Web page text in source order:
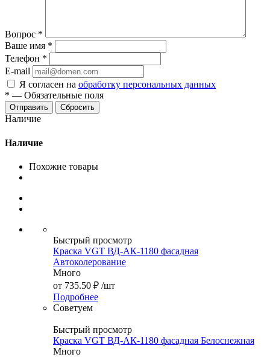
Вопрос *
Ваше имя *
Телефон *
E-mail
Я согласен на обработку персональных данных
* — Обязательные поля
Сбросить
Наличие
Наличие
Похожие товары
Быстрый просмотр
Краска VGT ВД-АК-1180 фасадная
Автоколерование
Много
от 735.50 ₽ /шт
Подробнее
Советуем
Быстрый просмотр
Краска VGT ВД-АК-1180 фасадная Белоснежная
Много